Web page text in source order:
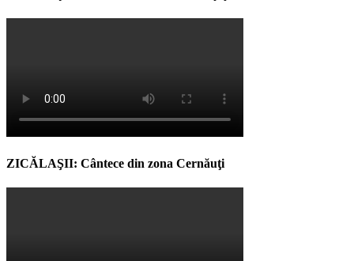
ZICĂLAŞII: Cântece din zona Cernăuţi